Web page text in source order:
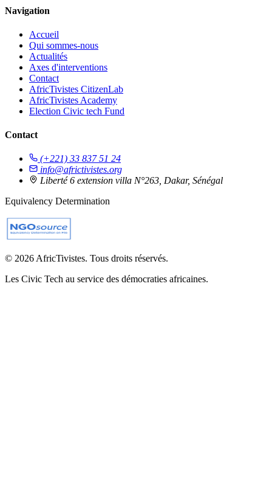
Navigation
Accueil
Qui sommes-nous
Actualités
Axes d'interventions
Contact
AfricTivistes CitizenLab
AfricTivistes Academy
Election Civic tech Fund
Contact
(+221) 33 837 51 24
info@africtivistes.org
Liberté 6 extension villa N°263, Dakar, Sénégal
Equivalency Determination
© 2026 AfricTivistes. Tous droits réservés.
Les Civic Tech au service des démocraties africaines.